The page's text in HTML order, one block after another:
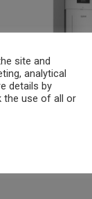
site and
analytical
details by
the use of all or